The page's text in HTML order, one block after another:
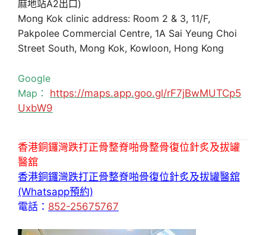
麻地站A2出口)
Mong Kok clinic address: Room 2 & 3, 11/F,
Pakpolee Commercial Centre, 1A Sai Yeung Choi
Street South, Mong Kok, Kowloon, Hong Kong
Google
Map： https://maps.app.goo.gl/rF7jBwMUTCp5
UxbW9
香港銅鑼灣跌打正骨整脊啪骨整骨復位針炙及拔罐
醫舘
香港銅鑼灣跌打正骨整脊啪骨復位針炙及拔罐醫舘
(Whatsapp預約)
電話： 852-25675767